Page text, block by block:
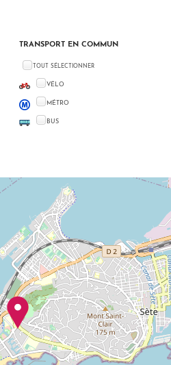
TRANSPORT EN COMMUN
TOUT SÉLECTIONNER
VÉLO
MÉTRO
BUS